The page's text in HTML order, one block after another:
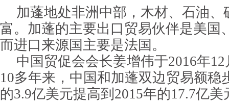
加蓬地处非洲中部，木材、石油、
富。加蓬的主要出口贸易伙伴是美国
而进口来源国主要是法国。
中国贸促会会长姜增伟于2016年
10多年来，中国和加蓬双边贸易额稳
的3.9亿美元提高到2015年的17.7亿